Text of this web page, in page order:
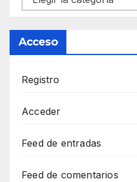
Acceso
Registro
Acceder
Feed de entradas
Feed de comentarios